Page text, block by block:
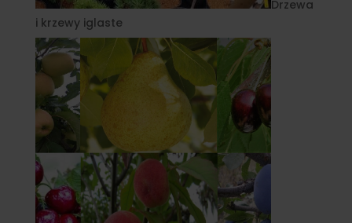
Drzewa
i krzewy iglaste